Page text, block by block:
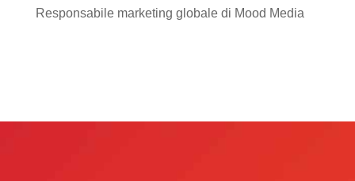
Responsabile marketing globale di Mood Media